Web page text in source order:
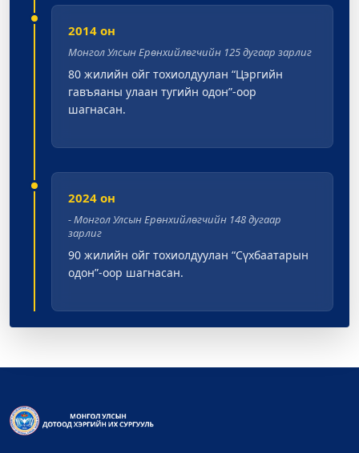
2014 он
Монгол Улсын Ерөнхийлөгчийн 125 дугаар зарлиг
80 жилийн ойг тохиолдуулан “Цэргийн
гавъяаны улаан тугийн одон”-оор
шагнасан.
2024 он
- Монгол Улсын Ерөнхийлөгчийн 148 дугаар
зарлиг
90 жилийн ойг тохиолдуулан “Сүхбаатарын
одон”-оор шагнасан.